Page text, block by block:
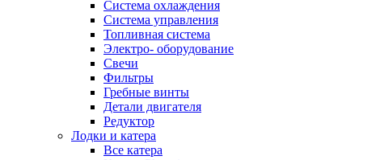
Система охлаждения
Система управления
Топливная система
Электро- оборудование
Свечи
Фильтры
Гребные винты
Детали двигателя
Редуктор
Лодки и катера
Все катера